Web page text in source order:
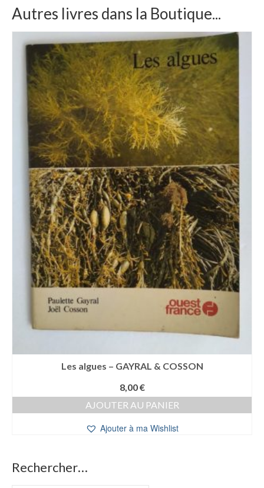
Autres livres dans la Boutique...
Les algues – GAYRAL & COSSON
8,00€
AJOUTER AU PANIER
Ajouter à ma Wishlist
Rechercher…